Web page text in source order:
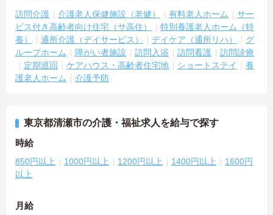
訪問介護 介護老人保健施設（老健） 有料老人ホーム
サー
ビス付き高齢者向け住宅（サ高住）
特別養護老人ホーム（特
養）
通所介護（デイサービス） デイケア（通所リハ）
グ
ループホーム
障がい者施設 訪問入浴 訪問看護
訪問診療
定期巡回
ケアハウス・高齢者住宅地 ショートステイ
養
護老人ホーム
介護予防
東京都清瀬市の介護・福祉求人を給与で探す
時給
850円以上 1000円以上 1200円以上 1400円以上
1600円
以上
月給